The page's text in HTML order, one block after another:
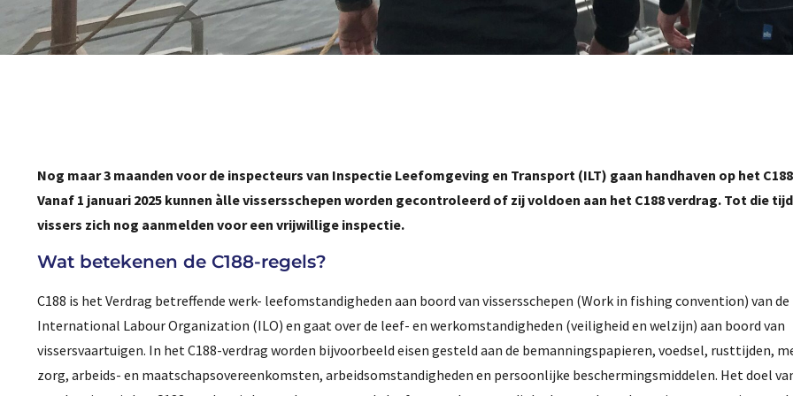
Nog maar 3 maanden voor de inspecteurs van Inspectie Leefomgeving en Transport (ILT) gaan handhaven op het
Vanaf 1 januari 2025 kunnen àlle vissersschepen worden gecontroleerd of zij voldoen aan het C188 verdrag. Tot die
vissers zich nog aanmelden voor een vrijwillige inspectie.
Wat betekenen de C188-regels?
C188 is het Verdrag betreffende werk- leefomstandigheden aan boord van vissersschepen (Work in fishing convention) van de
International Labour Organization (ILO) en gaat over de leef- en werkomstandigheden (veiligheid en welzijn) aan boord van
vissersvaartuigen. In het C188-verdrag worden bijvoorbeeld eisen gesteld aan de bemanningspapieren, voedsel, rusttijden,
zorg, arbeids- en maatschapsovereenkomsten, arbeidsomstandigheden en persoonlijke beschermingsmiddelen. Het doel